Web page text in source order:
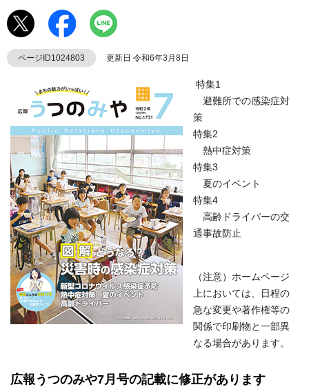
ページID1024803 更新日 令和6年3月8日
特集1
避難所での感染症対
策
特集2
熱中症対策
特集3
夏のイベント
特集4
高齢ドライバーの交
通事故防止
（注意）ホームページ
上においては、日程の
急な変更や著作権等の
関係で印刷物と一部異
なる場合があります。
広報うつのみや7月号の記載に修正があります